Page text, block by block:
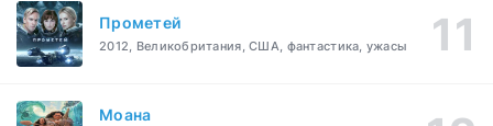
Прометей
2012, Великобритания, США, фантастика, ужасы
Моана